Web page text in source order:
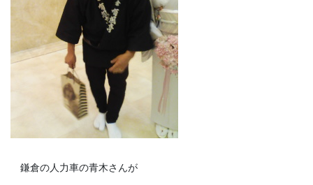
鎌倉の人力車の青木さんが